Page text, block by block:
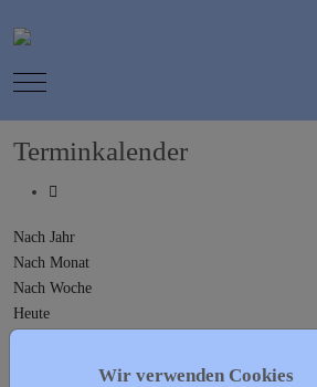
Mobile Menu Toggle
Terminkalender
Nach Jahr
Nach Monat
Nach Woche
Heute
Wir verwenden Cookies